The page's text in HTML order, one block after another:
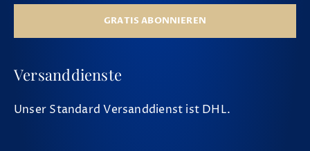
GRATIS ABONNIEREN
Versanddienste
Unser Standard Versanddienst ist DHL.